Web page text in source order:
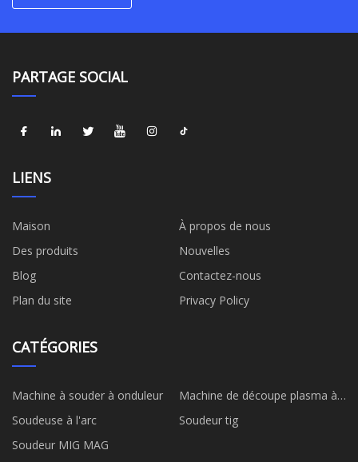
PARTAGE SOCIAL
LIENS
Maison
À propos de nous
Des produits
Nouvelles
Blog
Contactez-nous
Plan du site
Privacy Policy
CATÉGORIES
Machine à souder à onduleur
Machine de découpe plasma à
onduleur
Soudeuse à l'arc
Soudeur tig
Soudeur MIG MAG